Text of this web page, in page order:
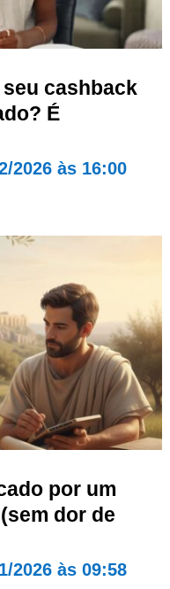
cashback
É
2026 às 16:00
por um
dor de
2026 às 09:58